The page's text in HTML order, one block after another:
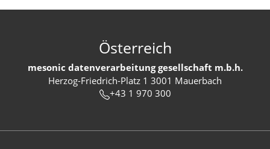
Österreich
mesonic datenverarbeitung gesellschaft m.b.h.
Herzog-Friedrich-Platz 1 3001 Mauerbach
+43 1 970 300